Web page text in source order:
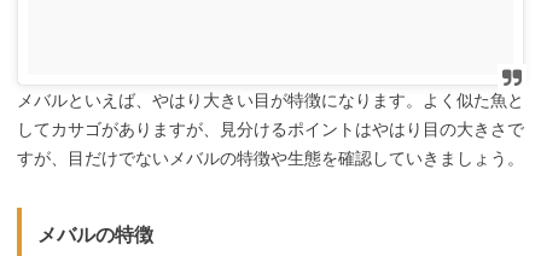
メバルといえば、やはり大きい目が特徴になります。よく似た魚と
してカサゴがありますが、見分けるポイントはやはり目の大きさで
すが、目だけでないメバルの特徴や生態を確認していきましょう。
メバルの特徴